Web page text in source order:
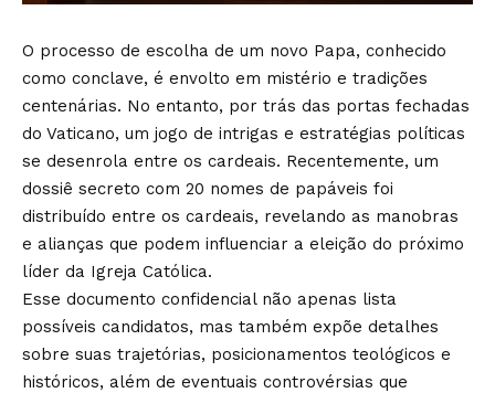
O processo de escolha de um novo Papa, conhecido
como conclave, é envolto em mistério e tradições
centenárias. No entanto, por trás das portas fechadas
do Vaticano, um jogo de intrigas e estratégias políticas
se desenrola entre os cardeais. Recentemente, um
dossiê secreto com 20 nomes de papáveis foi
distribuído entre os cardeais, revelando as manobras
e alianças que podem influenciar a eleição do próximo
líder da Igreja Católica.
Esse documento confidencial não apenas lista
possíveis candidatos, mas também expõe detalhes
sobre suas trajetórias, posicionamentos teológicos e
históricos, além de eventuais controvérsias que